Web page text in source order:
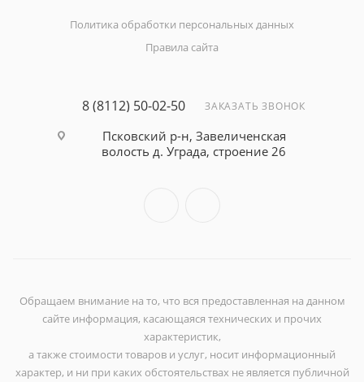
Политика обработки персональных данных
Правила сайта
8 (8112) 50-02-50 ЗАКАЗАТЬ ЗВОНОК
Псковский р-н, Завеличенская
волость д. Уграда, строение 26
Обращаем внимание на то, что вся предоставленная на данном
сайте информация, касающаяся технических и прочих
характеристик,
а также стоимости товаров и услуг, носит информационный
характер, и ни при каких обстоятельствах не является публичной